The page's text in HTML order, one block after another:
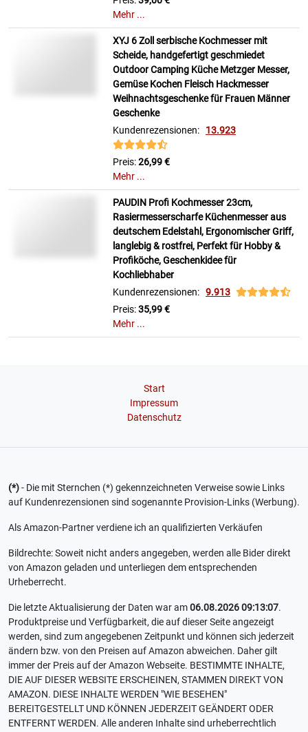
Mehr ...
XYJ 6 Zoll serbische Kochmesser mit
Scheide, handgefertigt geschmiedet
Outdoor Camping Küche Metzger Messer,
Gemüse Kochen Fleisch Hackmesser
Weihnachtsgeschenke für Frauen Männer
Geschenke
Kundenrezensionen: 13.923
Preis:26,99 €
Mehr ...
PAUDIN Profi Kochmesser 23cm,
Rasiermesserscharfe Küchenmesser aus
deutschem Edelstahl, Ergonomischer Griff,
langlebig & rostfrei, Perfekt für Hobby &
Profiköche, Geschenkidee für
Kochliebhaber
Kundenrezensionen: 9.913
Preis:35,99 €
Mehr ...
Start
Impressum
Datenschutz
(*)- Die mit Sternchen (*) gekennzeichneten Verweise sowie Links
auf Kundenrezensionen sind sogenannte Provision-Links (Werbung).
Als Amazon-Partner verdiene ich an qualifizierten Verkäufen
Bildrechte: Soweit nicht anders angegeben, werden alle Bider direkt
von Amazon geladen und unterliegen dem entsprechenden
Urheberrecht.
Die letzte Aktualisierung der Daten war am06.08.2026 09:13:07.
Produktpreise und Verfügbarkeit, die auf dieser Seite angezeigt
werden, sind zum angegebenen Zeitpunkt und können sich jederzeit
ändern bzw. von den Preisen auf Amazon abweichen. Daher gilt
immer der Preis auf der Amazon Webseite. BESTIMMTE INHALTE,
DIE AUF DIESER WEBSITE ERSCHEINEN, STAMMEN DIREKT VON
AMAZON. DIESE INHALTE WERDEN "WIE BESEHEN"
BEREITGESTELLT UND KÖNNEN JEDERZEIT GEÄNDERT ODER
ENTFERNT WERDEN. Alle anderen Inhalte sind urheberrechtlich